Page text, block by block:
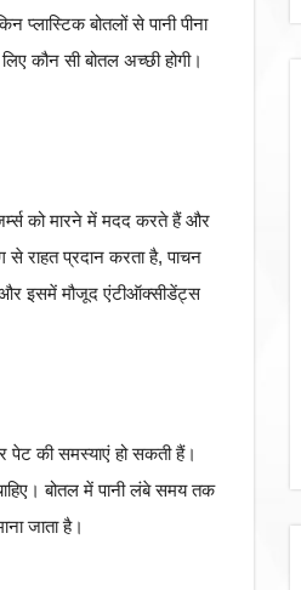
बोतलों से पानी पीना
कौन सी बोतल अच्छी होगी।
को मारने में मदद करते हैं और
राहत प्रदान करता है, पाचन
और इसमें मौजूद एंटीऑक्सीडेंट्स
की समस्याएं हो सकती हैं।
बोतल में पानी लंबे समय तक
जाता है।